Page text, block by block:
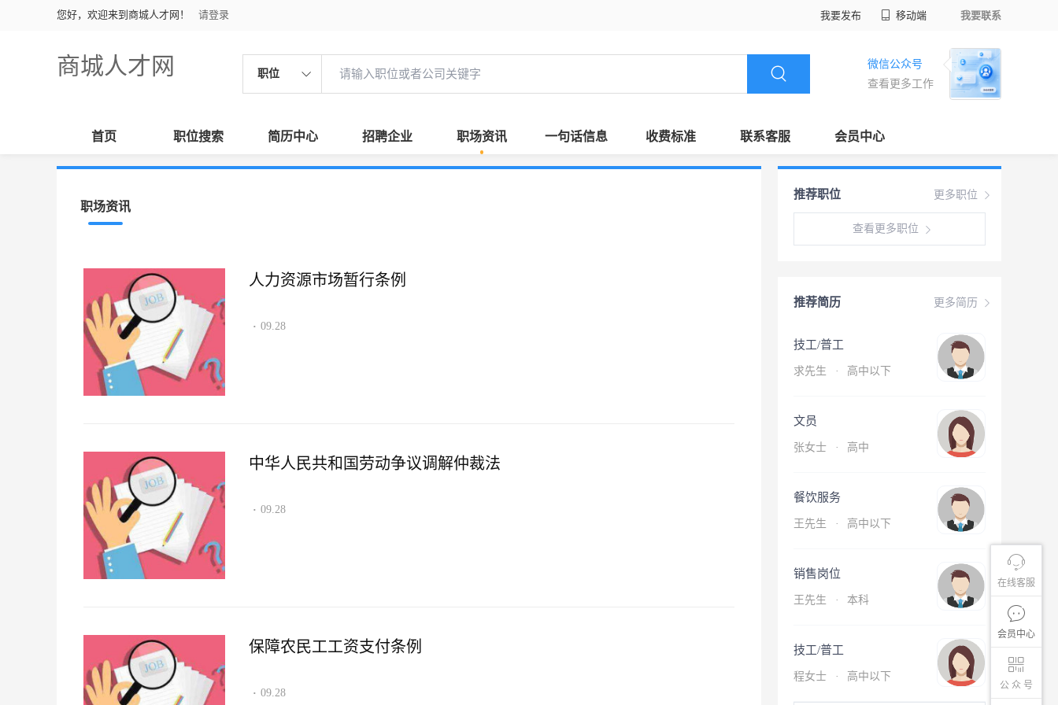
您好，欢迎来到商城人才网！ 请登录 我要发布 移动端 我要联系
商城人才网 职位
微信公众号
查看更多工作
首页 职位搜索 简历中心 招聘企业 职场资讯 一句话信息 收费标准 联系客服 会员中心
在线客服
会员中心
公 众 号
职场资讯
人力资源市场暂行条例
· 09.28
中华人民共和国劳动争议调解仲裁法
· 09.28
保障农民工工资支付条例
· 09.28
更多职位
推荐职位
查看更多职位
更多简历
推荐简历
技工/普工
求先生 · 高中以下
文员
张女士 · 高中
餐饮服务
王先生 · 高中以下
销售岗位
王先生 · 本科
技工/普工
程女士 · 高中以下